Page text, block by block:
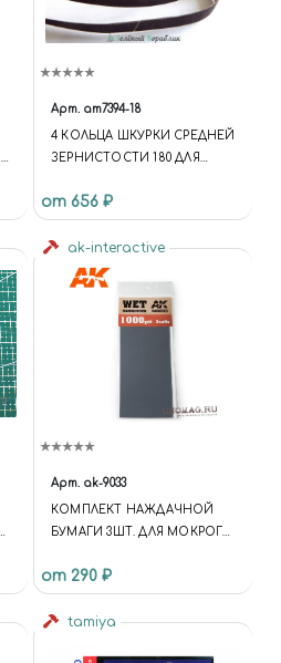
Арт. am7394-18
4 КОЛЬЦА ШКУРКИ СРЕДНЕЙ
ЗЕРНИСТОСТИ 180 ДЛЯ
от 656 ₽
ak-interactive
Арт. ak-9033
КОМПЛЕКТ НАЖДАЧНОЙ
БУМАГИ 3ШТ. ДЛЯ МОКРОГО
от 290 ₽
tamiya